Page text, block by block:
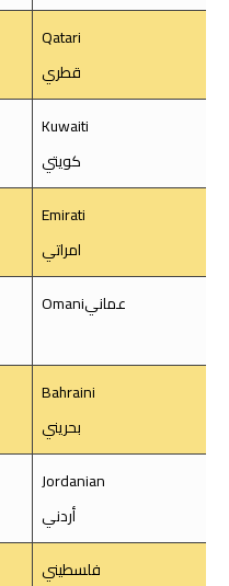
Qatari
قطري
Kuwaiti
كويتي
Emirati
امراتي
عمانيOmani
Bahraini
بحريني
Jordanian
أردني
فلسطيني